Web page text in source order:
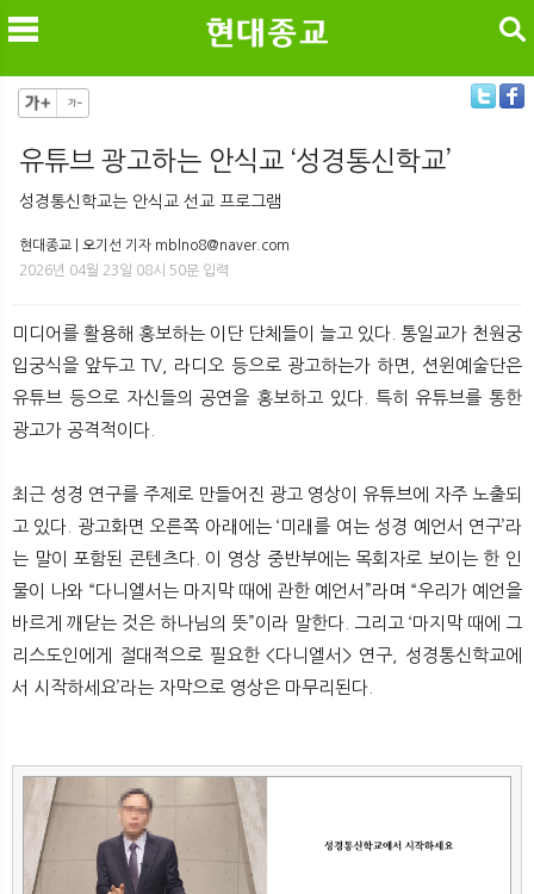
메
뉴 색
검색
유튜브 광고하는 안식교 ‘성경통신학교’
성경통신학교는 안식교 선교 프로그램
현대종교 | 오기선 기자 mblno8@naver.com
2026년 04월 23일 08시 50분 입력
미디어를 활용해 홍보하는 이단 단체들이 늘고 있다. 통일교가 천원궁
입궁식을 앞두고 TV, 라디오 등으로 광고하는가 하면, 션윈예술단은
유튜브 등으로 자신들의 공연을 홍보하고 있다. 특히 유튜브를 통한
광고가 공격적이다.
최근 성경 연구를 주제로 만들어진 광고 영상이 유튜브에 자주 노출되
고 있다. 광고화면 오른쪽 아래에는 ‘미래를 여는 성경 예언서 연구’라
는 말이 포함된 콘텐츠다. 이 영상 중반부에는 목회자로 보이는 한 인
물이 나와 “다니엘서는 마지막 때에 관한 예언서”라며 “우리가 예언을
바르게 깨닫는 것은 하나님의 뜻”이라 말한다. 그리고 ‘마지막 때에 그
리스도인에게 절대적으로 필요한 <다니엘서> 연구, 성경통신학교에
서 시작하세요’라는 자막으로 영상은 마무리된다.